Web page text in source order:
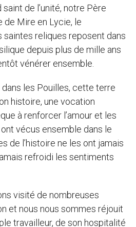
de l’unité, notre Père
de Mire en Lycie, le
saintes reliques reposent dans
depuis plus de mille ans
vénérer ensemble.
les Pouilles, cette terre
histoire, une vocation
à renforcer l’amour et les
vécus ensemble dans le
de l’histoire ne les ont jamais
refroidi les sentiments
visité de nombreuses
et nous nous sommes réjouit
travailleur, de son hospitalité